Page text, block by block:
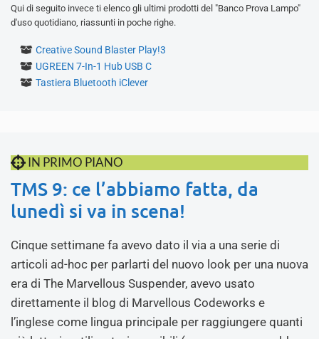
Qui di seguito invece ti elenco gli ultimi prodotti del "Banco Prova Lampo"
d'uso quotidiano, riassunti in poche righe.
Creative Sound Blaster Play!3
UGREEN 7-In-1 Hub USB C
Tastiera Bluetooth iClever
IN PRIMO PIANO
TMS 9: ce l’abbiamo fatta, da
lunedì si va in scena!
Cinque settimane fa avevo dato il via a una serie di
articoli ad-hoc per parlarti del nuovo look per una nuova
era di The Marvellous Suspender, avevo usato
direttamente il blog di Marvellous Codeworks e
l’inglese come lingua principale per raggiungere quanti